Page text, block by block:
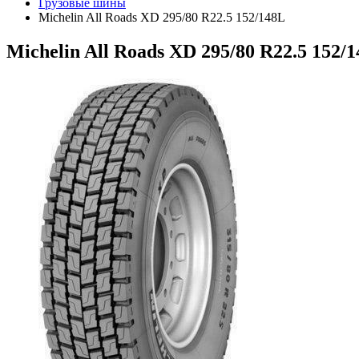
Грузовые шины
Michelin All Roads XD 295/80 R22.5 152/148L
Michelin All Roads XD 295/80 R22.5 152/